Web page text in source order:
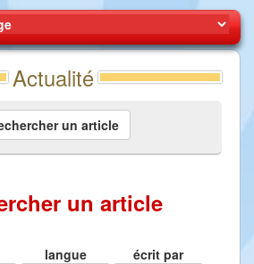
Actualité
un article
un article
langue écrit par